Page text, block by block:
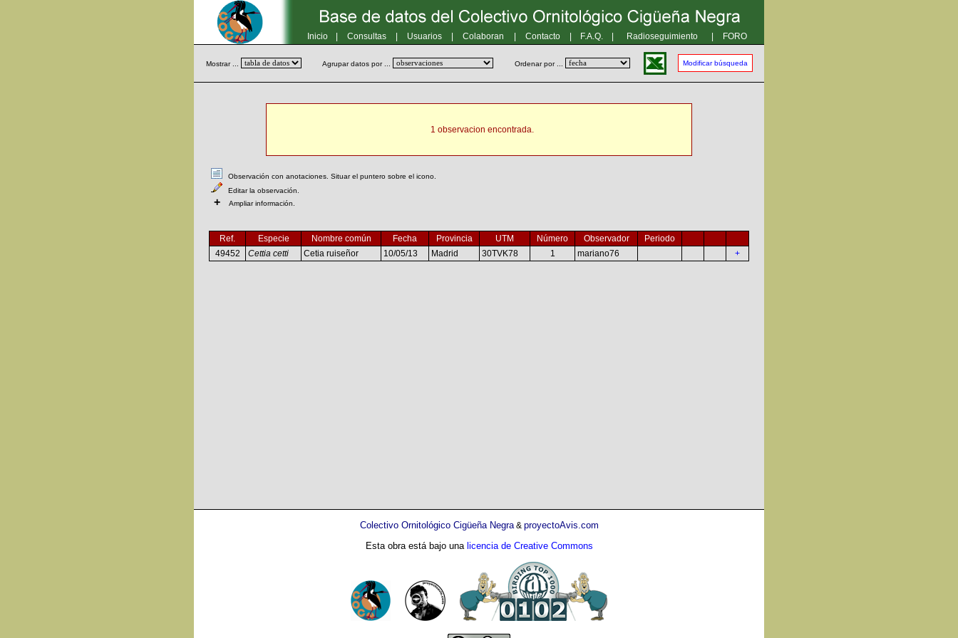
Inicio Consultas Usuarios Colaboran Contacto F.A.Q. Radioseguimiento FORO
Mostrar ... Agrupar datos por ... Ordenar por ... Modificar búsqueda
1 observacion encontrada.
Observación con anotaciones. Situar el puntero sobre el icono.
Editar la observación.
+ Ampliar información.
Ref. Especie Nombre común Fecha Provincia UTM Número Observador
Periodo
49452
Cettia cetti Cetia ruiseñor 10/05/13 Madrid 30TVK78 1 mariano76 +
Colectivo Ornitológico Cigüeña Negra& proyectoAvis.com
Esta obra está bajo una licencia de Creative Commons